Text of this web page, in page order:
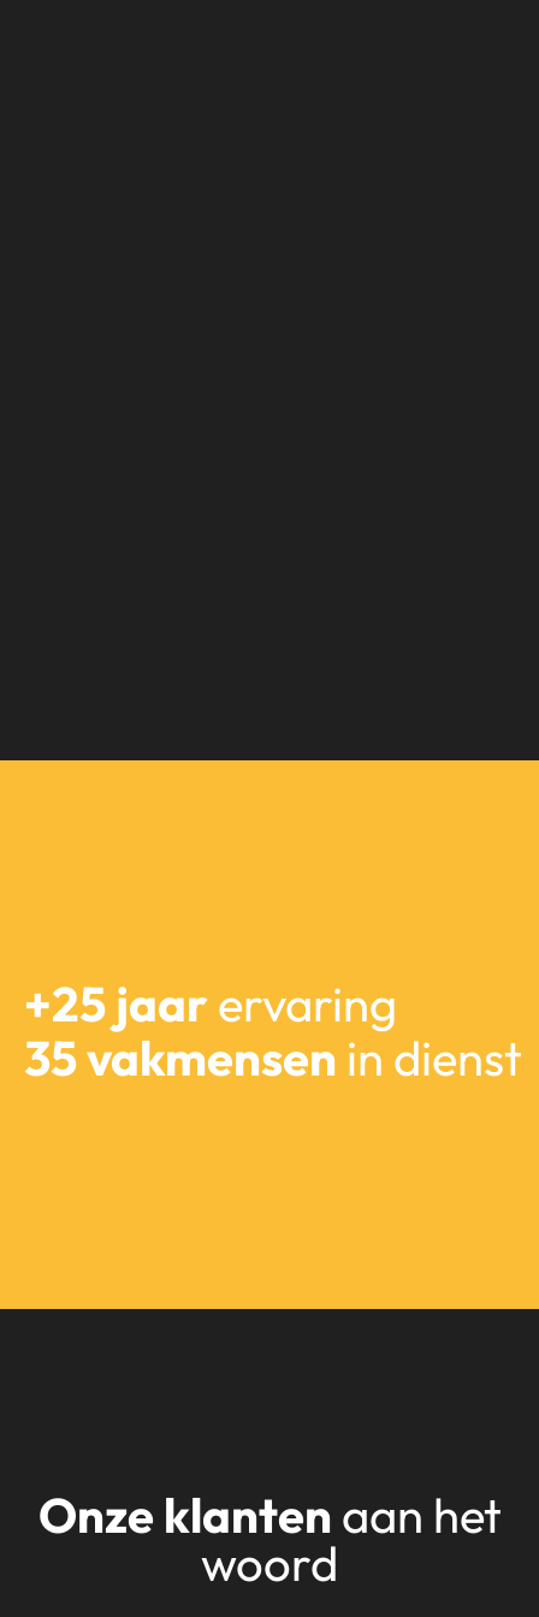
+25 jaarervaring
35 vakmensen in dienst
Onze klanten aan het
woord